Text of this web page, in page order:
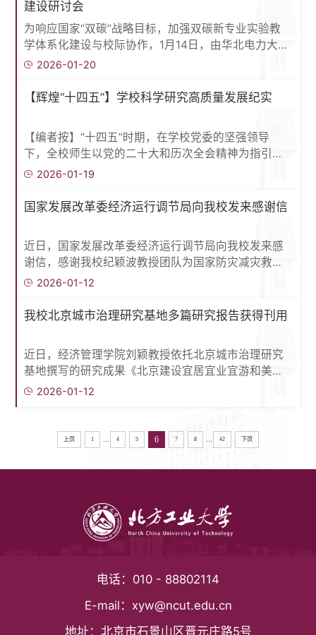
均匀、无需改变基材几何结构、减振密封性能优异等
特点。并且Silva教授以产业实际需...
建设研讨会
为响应国家“双碳”战略目标，加强双碳新专业实验教
学体系化建设与校际协作，1月14日，由华北电力大学
承办、教育部高等学校实验室建设与实验教学指导委
北京召开。我校作为核心参会单位，与来自东北电力
合实验室建设等关键议题展开深入交流。本次研讨会
以“强化实验课程虚实融合...
2026-01-20
【辉煌“十四五”】学校科学研究高质量发展纪实
【编者按】“十四五”时期，在学校党委的坚强领导
下，全校师生以党的二十大和历次全会精神为指引，
扎实推进教育科技人才一体化，齐心协力、奋勇拼
特色鲜明的高水平工科大学”奠定了坚实基础。科研经
费之比约为2:1，越来越多的教师将科研项目和成果产
出在产业发展的第一线，学...
2026-01-19
国家发展改革委经济运行调节局向我校发来感谢信
近日，国家发展改革委经济运行调节局向我校发来感
谢信，感谢我校纪颖波教授团队为国家防灾减灾救灾
体系建设做出的理论支撑贡献，表达深化合作愿景。
辉院长的指导下，联合北京师范大学开展了《关于加
提升措施，为国家防灾减灾就在体系建设提供了理论
支撑与科学依据。团队今后将进...
2026-01-12
我校北京城市治理研究基地多篇研究报告获得刊用
近日，经济管理学院刘颖教授依托北京城市治理研究
基地撰写的研究成果《北京建设宜居宜业宜游和美乡
村的对策建议》被北京市社科联规划办《成果要报》
研究报告入选《成果要报》。报告从优化空间资源配
置、强化科技与产业赋能、提升文旅内涵品质、完善
多元利益联结、夯实人才与治理基础等角度为加快建
2026-01-12
上页 1 4 5 6 7 8 42 下页
电话： 010 - 88802114
E-mail： xyw@ncut.edu.cn
地址： 北京市石景山区晋元庄路5号